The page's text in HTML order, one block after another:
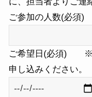
ご参加の人数(必須)
ご希望日(必須) ※
申し込みください。